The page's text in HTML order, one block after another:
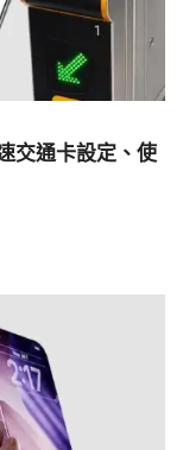
交通卡設定、使